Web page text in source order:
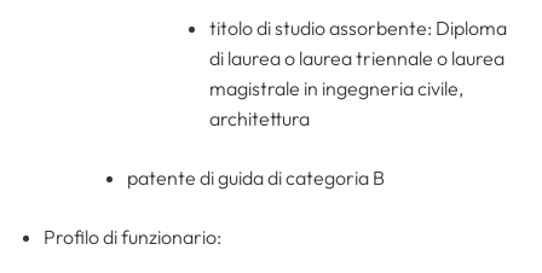
titolo di studio assorbente: Diploma
di laurea o laurea triennale o laurea
magistrale in ingegneria civile,
architettura
patente di guida di categoria B
Profilo di funzionario: